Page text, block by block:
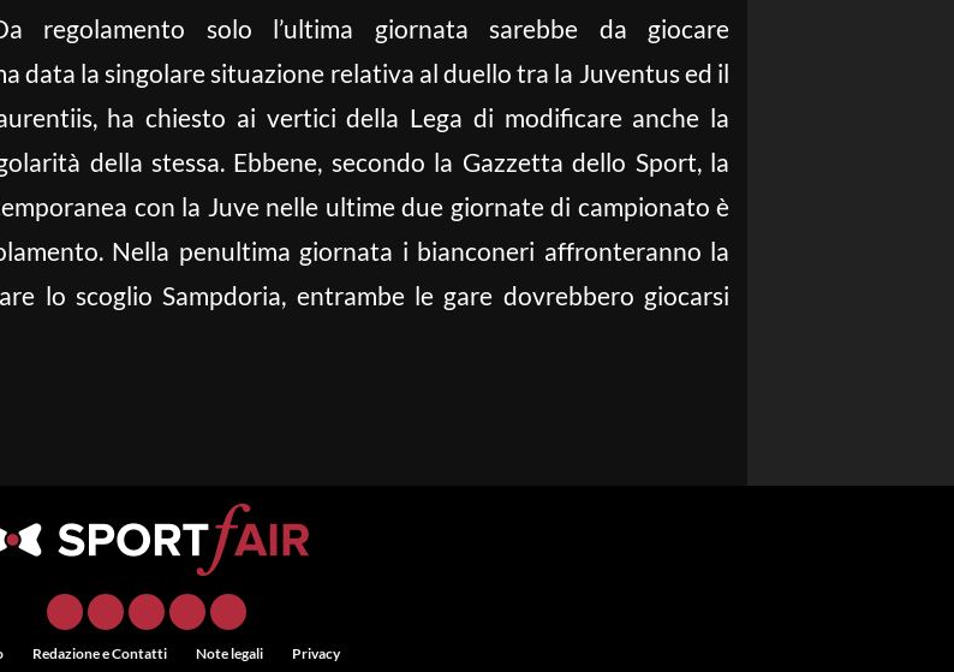
regolamento solo l’ultima giornata sarebbe da giocare
data la singolare situazione relativa al duello tra la Juventus ed il
ha chiesto ai vertici della Lega di modificare anche la
della stessa. Ebbene, secondo la Gazzetta dello Sport, la
con la Juve nelle ultime due giornate di campionato è
Nella penultima giornata i bianconeri affronteranno la
lo scoglio Sampdoria, entrambe le gare dovrebbero giocarsi
Redazione e Contatti Note legali Privacy